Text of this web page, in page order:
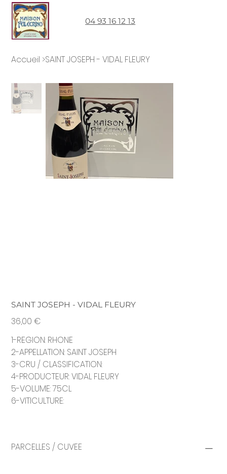
04 93 16 12 13
Accueil >SAINT JOSEPH - VIDAL FLEURY
SAINT JOSEPH - VIDAL FLEURY
Prix
36,00 €
1-REGION: RHONE
2-APPELLATION: SAINT JOSEPH
3-CRU / CLASSIFICATION:
4-PRODUCTEUR: VIDAL FLEURY
5-VOLUME: 75CL
6-VITICULTURE:
PARCELLES / CUVEE